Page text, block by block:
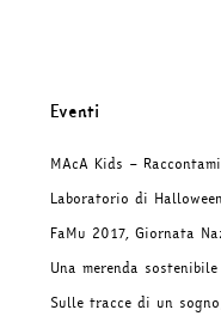
Eventi
MAcA Kids –
Laboratorio di
FaMu 2017, Giornata
Una merenda
Sulle tracce di un